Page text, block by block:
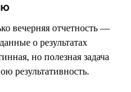
вечерняя отчетность —
о результатах
но полезная задача
результативность.